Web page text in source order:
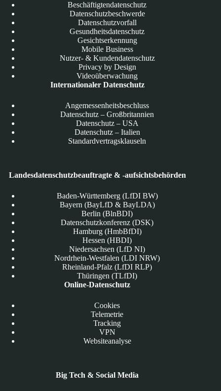
Beschäftigtendatenschutz
Datenschutzbeschwerde
Datenschutzvorfall
Gesundheitsdatenschutz
Gesichtserkennung
Mobile Business
Nutzer- & Kundendatenschutz
Privacy by Design
Videoüberwachung
Internationaler Datenschutz
Angemessenheitsbeschluss
Datenschutz – Großbritannien
Datenschutz – USA
Datenschutz – Italien
Standardvertragsklauseln
Landesdatenschutzbeauftragte & -aufsichtsbehörden
Baden-Württemberg (LfDI BW)
Bayern (BayLfD & BayLDA)
Berlin (BlnBDI)
Datenschutzkonferenz (DSK)
Hamburg (HmbBfDI)
Hessen (HBDI)
Niedersachsen (LfD NI)
Nordrhein-Westfalen (LDI NRW)
Rheinland-Pfalz (LfDI RLP)
Thüringen (TLfDI)
Online-Datenschutz
Cookies
Telemetrie
Tracking
VPN
Websiteanalyse
Big Tech & Social Media